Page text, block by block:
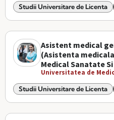
Studii Universitare de Licenta
Asistent medical
(Asistenta
Medical Sanatate
Universitatea de
Studii Universitare de Licenta